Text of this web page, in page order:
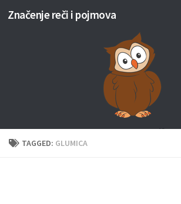
Skip to content
Značenje reči i pojmova
TAGGED: GLUMICA